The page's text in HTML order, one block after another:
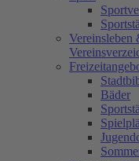
Vereinsleben
Bäder